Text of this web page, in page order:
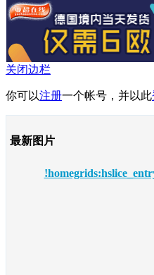
关闭边栏
你可以注册一个帐号，并以此
最新图片